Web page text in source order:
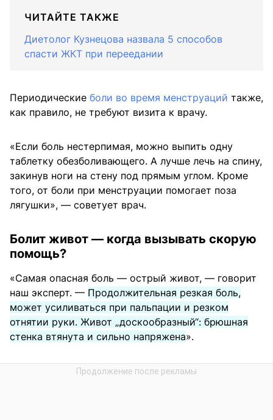
ЧИТАЙТЕ ТАКЖЕ
Диетолог Кузнецова назвала 5 способов
спасти ЖКТ при переедании
Периодические боли во время менструаций также,
как правило, не требуют визита к врачу.
«Если боль нестерпимая, можно выпить одну
таблетку обезболивающего. А лучше лечь на спину,
закинув ноги на стену под прямым углом. Кроме
того, от боли при менструации помогает поза
лягушки», — советует врач.
Болит живот — когда вызывать скорую
помощь?
«Самая опасная боль — острый живот, — говорит
наш эксперт. — Продолжительная резкая боль,
может усиливаться при пальпации и резком
отнятии руки. Живот „доскообразный“: брюшная
стенка втянута и сильно напряжена».